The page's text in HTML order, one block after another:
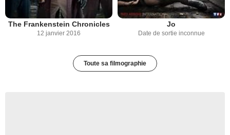
The Frankenstein Chronicles
12 janvier 2016
Jo
Date de sortie inconnue
Toute sa filmographie